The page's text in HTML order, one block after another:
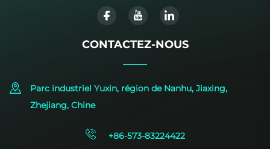
CONTACTEZ-NOUS
Parc industriel Yuxin, région de Nanhu, Jiaxing,
Zhejiang, Chine
+86-573-83224422